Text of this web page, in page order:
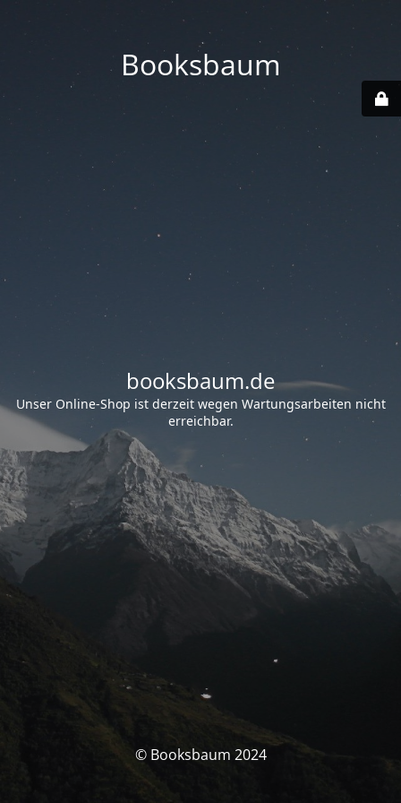
Booksbaum
booksbaum.de
Unser Online-Shop ist derzeit wegen Wartungsarbeiten nicht
erreichbar.
© Booksbaum 2024